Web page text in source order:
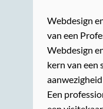
Webdesign
van een
Webdesign
kern van een
Een